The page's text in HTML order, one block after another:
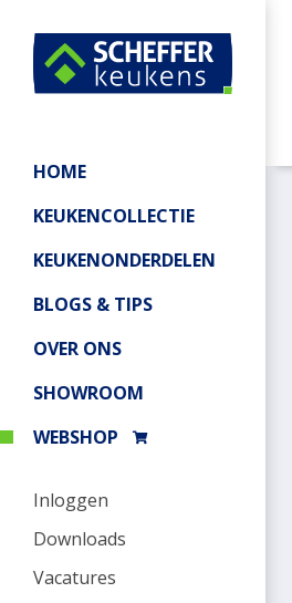
HOME
KEUKENCOLLECTIE
KEUKENONDERDELEN
BLOGS & TIPS
OVER ONS
SHOWROOM
WEBSHOP
Inloggen
Downloads
Vacatures